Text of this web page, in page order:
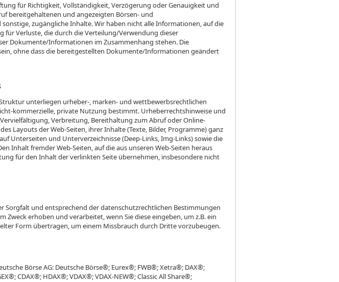
für Richtigkeit, Vollständigkeit, Verzögerung oder Genauigkeit und
bereitgehaltenen und angezeigten Börsen- und
zugängliche Inhalte. Wir haben nicht alle Informationen, auf die
Verluste, die durch die Verteilung/Verwendung dieser
Dokumente/Informationen im Zusammenhang stehen. Die
ohne dass die bereitgestellten Dokumente/Informationen geändert
unterliegen urheber-, marken- und wettbewerbsrechtlichen
kommerzielle, private Nutzung bestimmt. Urheberrechtshinweise und
Verbreitung, Bereithaltung zum Abruf oder Online-
Layouts der Web-Seiten, ihrer Inhalte (Texte, Bilder, Programme) ganz
Unterseiten und Unterverzeichnisse (Deep-Links, Img-Links) sowie die
Inhalt fremder Web-Seiten, auf die aus unseren Web-Seiten heraus
für den Inhalt der verlinkten Seite übernehmen, insbesondere nicht
Sorgfalt und entsprechend der datenschutzrechtlichen Bestimmungen
erhoben und verarbeitet, wenn Sie diese eingeben, um z.B. ein
Form übertragen, um einem Missbrauch durch Dritte vorzubeugen.
Börse AG: Deutsche Börse®; Eurex®; FWB®; Xetra®; DAX®;
CDAX®; HDAX®; VDAX®; VDAX-NEW®; Classic All Share®;